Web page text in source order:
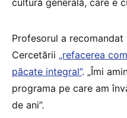
cultură generală, care e
Profesorul a
Cercetării „refacerea
păcate integral”. „Îmi
programa pe care am
de ani”.